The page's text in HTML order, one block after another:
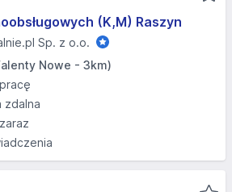
(K,M) Raszyn
Sp. z o.o.
Nowe - 3km)
zdalna